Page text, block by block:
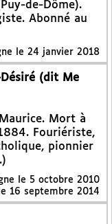
de-Dôme).
Abonné au
le 24 janvier 2018
(dit Me
Mort à
Fouriériste,
pionnier
le 5 octobre 2010
16 septembre 2014